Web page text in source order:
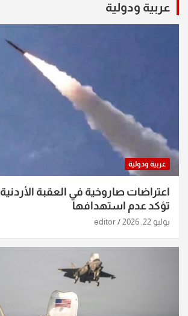
عربية ودولية
عربية ودولية
اعتراضات صاروخية في العقبة
تؤكد عدم استهدافها
يوليو 22, 2026 editor